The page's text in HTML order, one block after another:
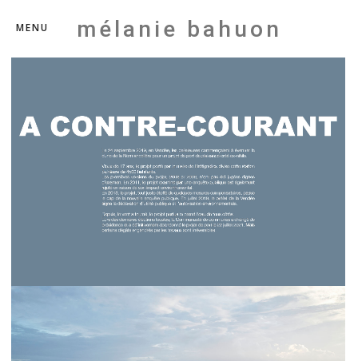
mélanie bahuon
MENU